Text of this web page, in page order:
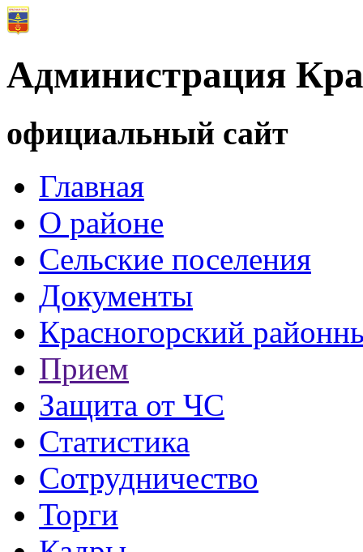
Администрация
официальный сайт
Главная
О районе
Сельские поселения
Документы
Красногорский
Прием
Защита от ЧС
Статистика
Сотрудничество
Торги